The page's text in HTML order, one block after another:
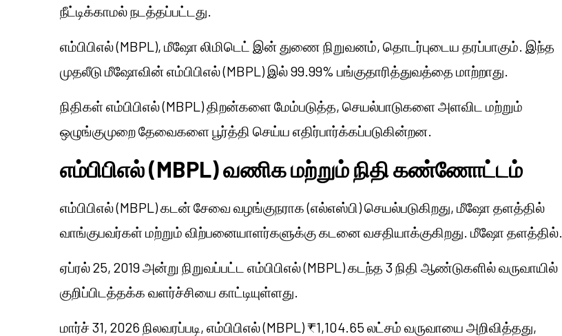
நீட்டிக்காமல் நடத்தப்பட்டது.
எம்பிபிஎல் (MBPL), மீஷோ லிமிடெட் இன் துணை நிறுவனம், தொடர்புடைய தரப்பாகும். இந்த
முதலீடு மீஷோவின் எம்பிபிஎல் (MBPL) இல் 99.99% பங்குதாரித்துவத்தை மாற்றாது.
நிதிகள் எம்பிபிஎல் (MBPL) திறன்களை மேம்படுத்த, செயல்பாடுகளை அளவிட மற்றும்
ஒழுங்குமுறை தேவைகளை பூர்த்தி செய்ய எதிர்பார்க்கப்படுகின்றன.
எம்பிபிஎல் (MBPL) வணிக மற்றும் நிதி கண்ணோட்டம்
எம்பிபிஎல் (MBPL) கடன் சேவை வழங்குநராக (எல்எஸ்பி) செயல்படுகிறது, மீஷோ தளத்தில்
வாங்குபவர்கள் மற்றும் விற்பனையாளர்களுக்கு கடனை வசதியாக்குகிறது. மீஷோ தளத்தில்.
ஏப்ரல் 25, 2019 அன்று நிறுவப்பட்ட எம்பிபிஎல் (MBPL) கடந்த 3 நிதி ஆண்டுகளில் வருவாயில்
குறிப்பிடத்தக்க வளர்ச்சியை காட்டியுள்ளது.
மார்ச் 31, 2026 நிலவரப்படி, எம்பிபிஎல் (MBPL) ₹1,104.65 லட்சம் வருவாயை அறிவித்தது,